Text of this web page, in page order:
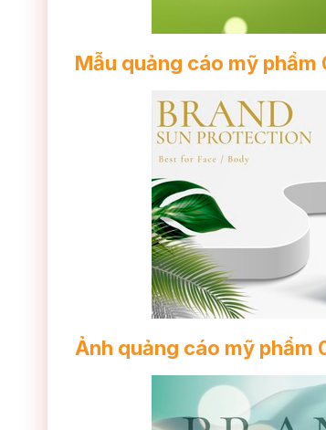
Mẫu quảng cáo mỹ phẩm
Ảnh quảng cáo mỹ phẩm